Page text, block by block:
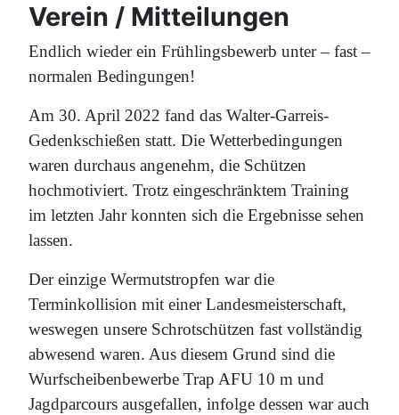
Verein / Mitteilungen
Endlich wieder ein Frühlingsbewerb unter – fast –
normalen Bedingungen!
Am 30. April 2022 fand das Walter-Garreis-
Gedenkschießen statt. Die Wetterbedingungen
waren durchaus angenehm, die Schützen
hochmotiviert. Trotz eingeschränktem Training
im letzten Jahr konnten sich die Ergebnisse sehen
lassen.
Der einzige Wermutstropfen war die
Terminkollision mit einer Landesmeisterschaft,
weswegen unsere Schrotschützen fast vollständig
abwesend waren. Aus diesem Grund sind die
Wurfscheibenbewerbe Trap AFU 10 m und
Jagdparcours ausgefallen, infolge dessen war auch